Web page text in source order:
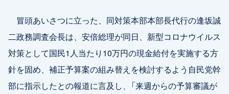
冒頭あいさつに立った、同対策本部本部長代行の逢坂誠
二政務調査会長は、安倍総理が同日、新型コロナウイルス
対策として国民1人当たり10万円の現金給付を実施する方
針を固め、補正予算案の組み替えを検討するよう自民党幹
部に指示したとの報道に言及し、「来週からの予算審議が